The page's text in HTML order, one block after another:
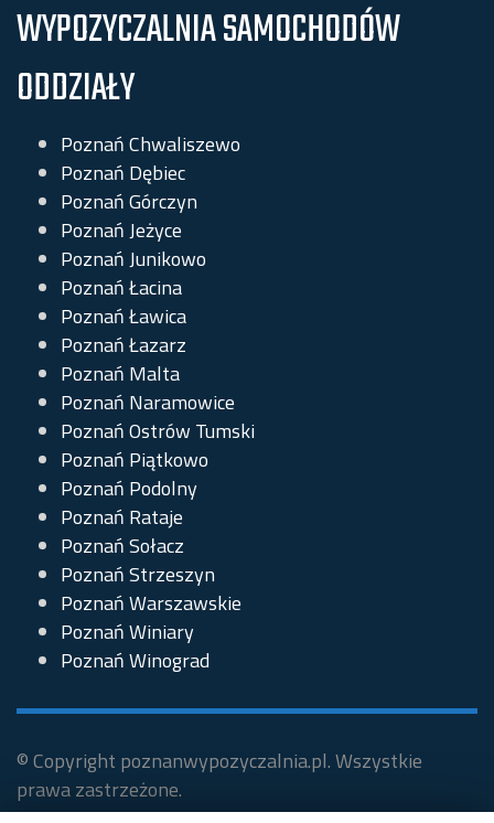
WYPOZYCZALNIA SAMOCHODÓW
ODDZIAŁY
Poznań Chwaliszewo
Poznań Dębiec
Poznań Górczyn
Poznań Jeżyce
Poznań Junikowo
Poznań Łacina
Poznań Ławica
Poznań Łazarz
Poznań Malta
Poznań Naramowice
Poznań Ostrów Tumski
Poznań Piątkowo
Poznań Podolny
Poznań Rataje
Poznań Sołacz
Poznań Strzeszyn
Poznań Warszawskie
Poznań Winiary
Poznań Winograd
© Copyright poznanwypozyczalnia.pl. Wszystkie
prawa zastrzeżone.